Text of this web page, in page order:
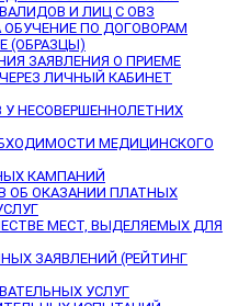
И ЛИЦ С ОВЗ
ПО ДОГОВОРАМ
(ОБРАЗЦЫ)
ЗАЯВЛЕНИЯ О ПРИЕМЕ
ЛИЧНЫЙ КАБИНЕТ
НЕСОВЕРШЕННОЛЕТНИХ
МЕДИЦИНСКОГО
КАМПАНИЙ
ОБ ОКАЗАНИИ ПЛАТНЫХ
МЕСТ, ВЫДЕЛЯЕМЫХ ДЛЯ
ЗАЯВЛЕНИЙ (РЕЙТИНГ
УСЛУГ